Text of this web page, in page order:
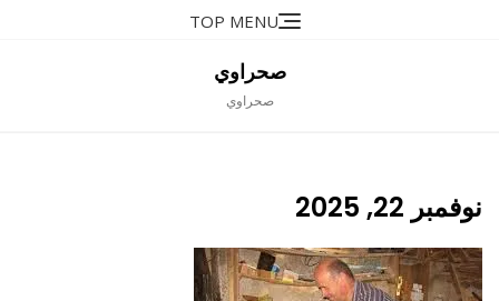
TOP MENU
صحراوي
صحراوي
نوفمبر 22, 2025